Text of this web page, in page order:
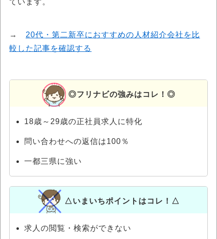
ています。
→ 20代・第二新卒におすすめの人材紹介会社を比
較した記事を確認する
◎フリナビの強みはコレ！◎
18歳～29歳の正社員求人に特化
問い合わせへの返信は100％
一都三県に強い
△いまいちポイントはコレ！△
求人の閲覧・検索ができない